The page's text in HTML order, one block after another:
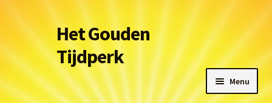
naar
navigatie
de
inhoud
Het Gouden
Tijdperk
Menu